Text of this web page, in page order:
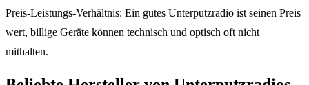
Preis-Leistungs-Verhältnis: Ein gutes Unterputzradio ist seinen Preis
wert, billige Geräte können technisch und optisch oft nicht
mithalten.